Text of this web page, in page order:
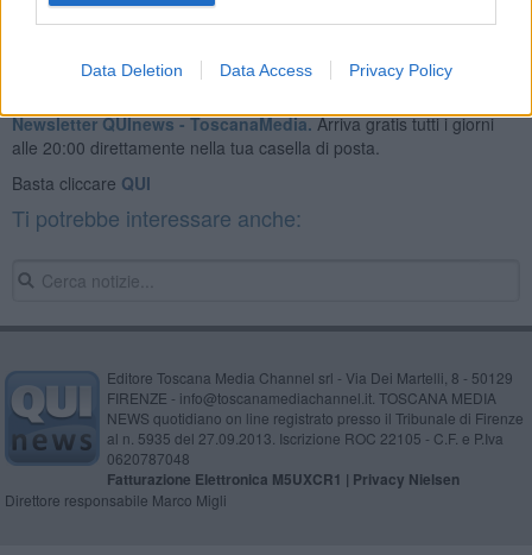
Data Deletion Data Access Privacy Policy
Newsletter QUInews - ToscanaMedia.Arriva gratis tutti i giorni
alle 20:00 direttamente nella tua casella di posta.
Basta cliccare QUI
Ti potrebbe interessare anche:
Editore Toscana Media Channel srl - Via Dei Martelli, 8 - 50129
FIRENZE - info@toscanamediachannel.it. TOSCANA MEDIA
NEWS quotidiano on line registrato presso il Tribunale di Firenze
al n. 5935 del 27.09.2013. Iscrizione ROC 22105 - C.F. e P.Iva
0620787048
Fatturazione Elettronica M5UXCR1 | Privacy Nielsen
Direttore responsabile Marco Migli